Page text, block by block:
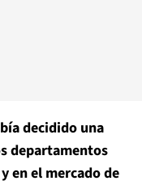
decidido una
departamentos
en el mercado de